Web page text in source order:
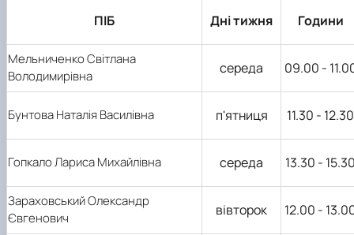
Презентація про роботу гуртка
Звіт про роботу гуртка
наукового гуртка "Туристичний візіонер"
Презентація про роботу гуртка
ПІБ Дні тижня Години
Мельниченко Світлана
Володимирівна
середа 09.00 -
Бунтова Наталія Василівна п'ятниця 11.30 - 12.30
Гопкало Лариса Михайлівна середа 13.30 -
Зараховський Олександр
Євгенович
вівторок 12.00 -